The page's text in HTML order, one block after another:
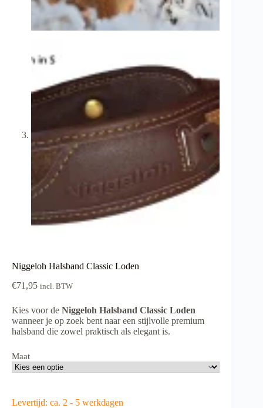
Niggeloh Halsband Classic Loden
€71,95 incl. BTW
Kies voor de Niggeloh Halsband Classic Loden
wanneer je op zoek bent naar een stijlvolle premium
halsband die zowel praktisch als elegant is.
Maat
Levertijd: ca. 2 - 5 werkdagen